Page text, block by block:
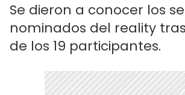
Se dieron a conocer los
nominados del reality
de los 19 participantes.